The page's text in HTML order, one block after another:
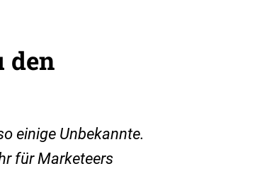
den
einige Unbekannte.
für Marketeers